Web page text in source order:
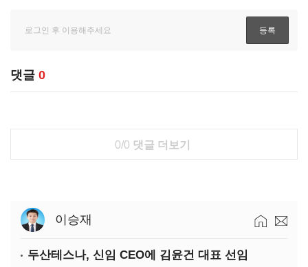
댓글 0
0/0 댓글 더보기
이승재
두산테스나, 신임 CEO에 김윤건 대표 선임